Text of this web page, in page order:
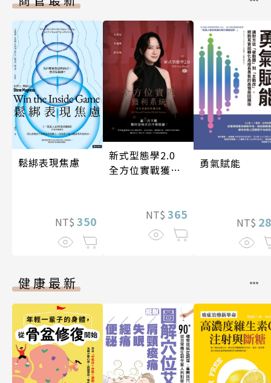
鬆綁表現焦慮
NT$ 350
新式型態學2.0
全方位實戰獲利
NT$ 365
勇氣賦能
NT$
健康最新